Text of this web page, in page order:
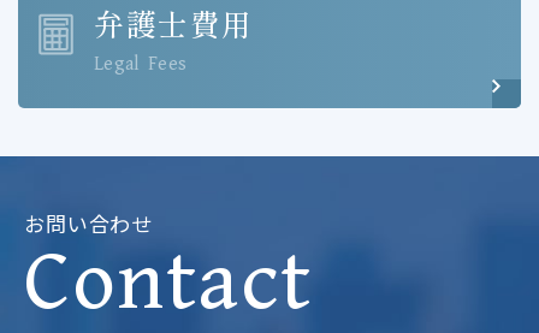
弁護士費用
Legal Fees
お問い合わせ
Contact